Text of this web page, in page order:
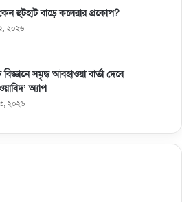
হুটহাট বাড়ে কলেরার প্রকোপ?
২০২৬
সমৃদ্ধ আবহাওয়া বার্তা দেবে
অ্যাপ
২০২৬